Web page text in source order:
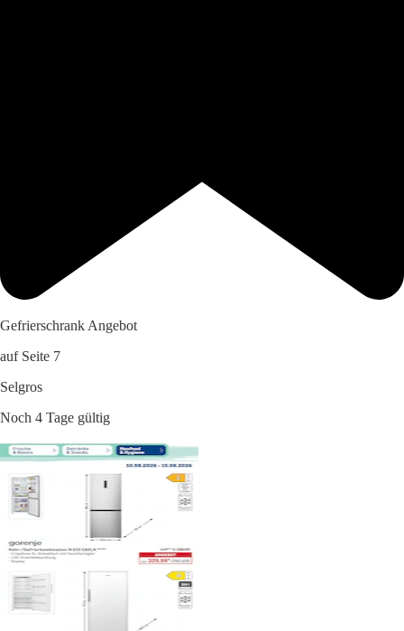
Gefrierschrank Angebot
auf Seite 7
Selgros
Noch 4 Tage gültig